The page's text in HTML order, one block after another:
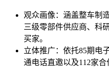
观众画像：涵盖整车制
三级零部件供应商、科
买家。
立体推广：依托85期电
通电话直邀以及112家